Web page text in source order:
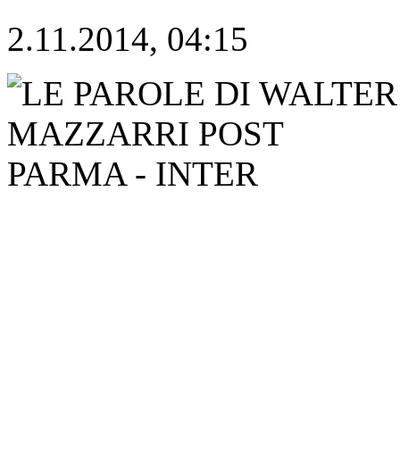
2.11.2014, 04:15